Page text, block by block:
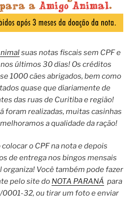
suas notas fiscais sem CPF e
últimos 30 dias! Os créditos
1000 cães abrigados, bem como
quase que diariamente de
das ruas de Curitiba e região!
foram realizadas, muitas casinhas
a qualidade da ração!
o CPF na nota e depois
de entrega nos bingos mensais
organiza! Você também pode fazer
pelo site do NOTA PARANÁ para
0001-32, ou tirar um foto e enviar